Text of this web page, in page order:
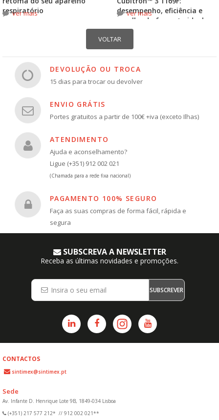
respiratório
ver mais
desempenho, eficiência e
escolha do formato ideal
ver mais
DEVOLUÇÃO OU TROCA
15 dias para trocar ou devolver
ENVIO GRÁTIS
Portes gratuitos a partir de 100€ +iva (exceto Ilhas)
ATENDIMENTO
Ajuda e aconselhamento?
Ligue (+351) 912 002 021
(Chamada para a rede fixa nacional)
PAGAMENTO 100% SEGURO
Faça as suas compras de forma fácil, rápida e
segura
SUBSCREVA A NEWSLETTER
Receba as últimas novidades e promoções.
SUBSCREVER
CONTACTOS
sintimex@sintimex.pt
Sede
Av. Infante D. Henrique Lote 9B, 1849-034 Lisboa
(+351) 217 577 212* // 912 002 021**